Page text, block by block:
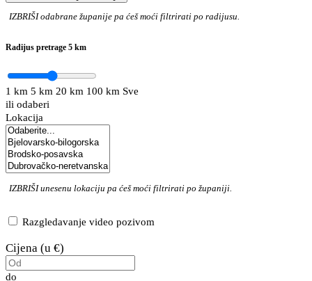
IZBRIŠIodabrane županije pa ćeš moći filtrirati po radijusu.
Radijus pretrage 5 km
1 km 5 km 20 km 100 km Sve
ili odaberi
Lokacija
IZBRIŠIunesenu lokaciju pa ćeš moći filtrirati po županiji.
Razgledavanje video pozivom
Cijena (u €)
do